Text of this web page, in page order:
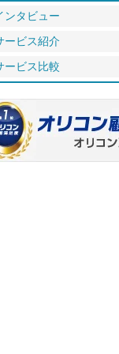
ンタビュー
ービス紹介
ービス比較